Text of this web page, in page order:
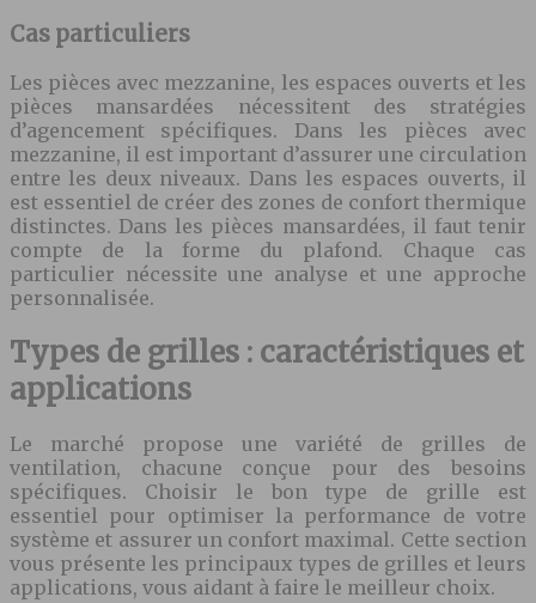
Cas particuliers
Les pièces avec mezzanine, les espaces ouverts et les
pièces mansardées nécessitent des stratégies
d’agencement spécifiques. Dans les pièces avec
mezzanine, il est important d’assurer une circulation
entre les deux niveaux. Dans les espaces ouverts, il
est essentiel de créer des zones de confort thermique
distinctes. Dans les pièces mansardées, il faut tenir
compte de la forme du plafond. Chaque cas
particulier nécessite une analyse et une approche
personnalisée.
Types de grilles : caractéristiques et
applications
Le marché propose une variété de grilles de
ventilation, chacune conçue pour des besoins
spécifiques. Choisir le bon type de grille est
essentiel pour optimiser la performance de votre
système et assurer un confort maximal. Cette section
vous présente les principaux types de grilles et leurs
applications, vous aidant à faire le meilleur choix.